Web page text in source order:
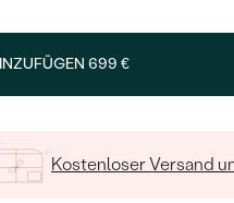
699 €
Kostenloser Versand